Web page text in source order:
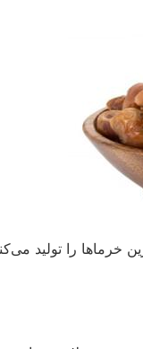
را تولید